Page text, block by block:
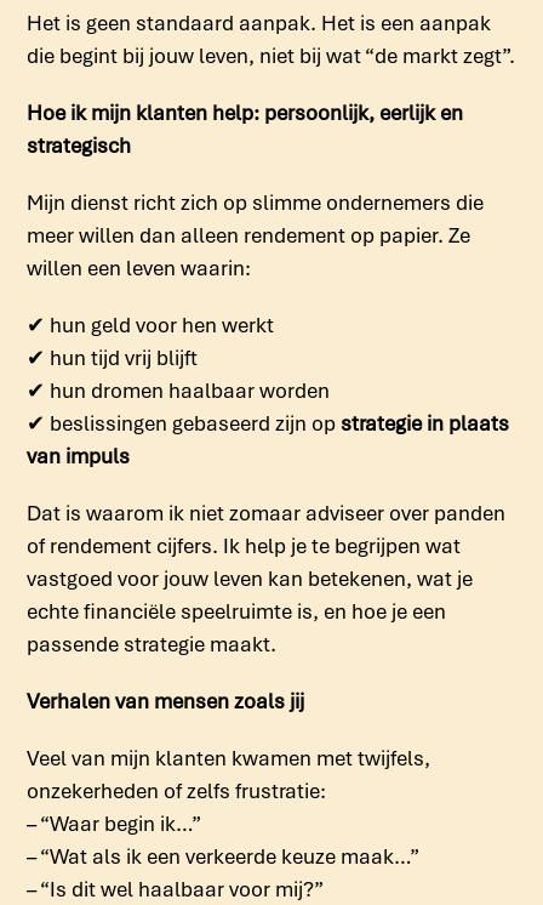
Het is geen standaard aanpak. Het is een aanpak
die begint bij jouw leven, niet bij wat “de markt zegt”.
Hoe ik mijn klanten help: persoonlijk, eerlijk en
strategisch
Mijn dienst richt zich op slimme ondernemers die
meer willen dan alleen rendement op papier. Ze
willen een leven waarin:
✔ hun geld voor hen werkt
✔ hun tijd vrij blijft
✔ hun dromen haalbaar worden
✔ beslissingen gebaseerd zijn op strategie in plaats
van impuls
Dat is waarom ik niet zomaar adviseer over panden
of rendement cijfers. Ik help je te begrijpen wat
vastgoed voor jouw leven kan betekenen, wat je
echte financiële speelruimte is, en hoe je een
passende strategie maakt.
Verhalen van mensen zoals jij
Veel van mijn klanten kwamen met twijfels,
onzekerheden of zelfs frustratie:
– “Waar begin ik…”
– “Wat als ik een verkeerde keuze maak…”
– “Is dit wel haalbaar voor mij?”